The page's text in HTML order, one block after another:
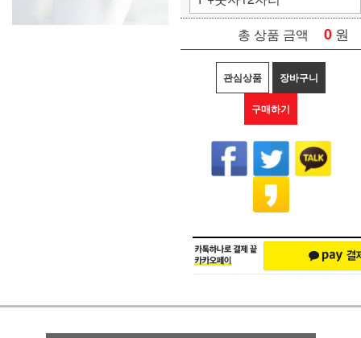
총 상품 금액 0 원
관심상품 장바구니
구매하기